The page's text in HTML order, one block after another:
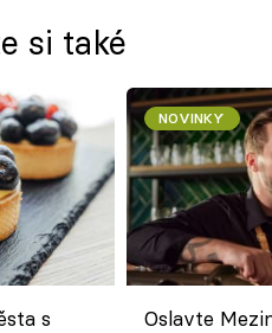
si také
s
NOVINKY
Oslavte